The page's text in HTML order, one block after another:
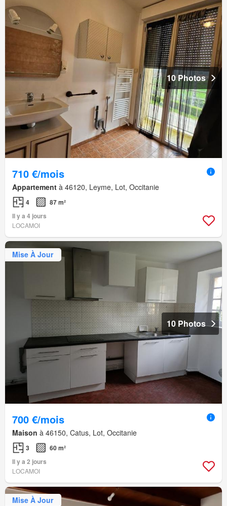
10 Photos
710 €/mois
Appartement à 46120, Leyme, Lot, Occitanie
4
87 m²
Il y a 4 jours
LOCAMOI
Mise À Jour
10 Photos
700 €/mois
Maison à 46150, Catus, Lot, Occitanie
3
60 m²
Il y a 2 jours
LOCAMOI
Mise À Jour